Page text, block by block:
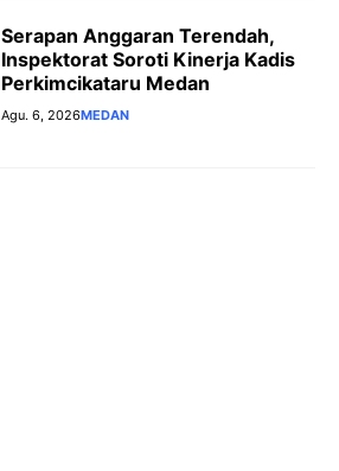
Serapan Anggaran Terendah,
Inspektorat Soroti Kinerja Kadis
Perkimcikataru Medan
Agu. 6, 2026MEDAN